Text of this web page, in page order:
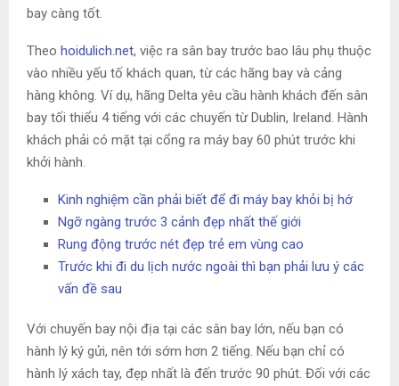
bay càng tốt.
Theo hoidulich.net, việc ra sân bay trước bao lâu phụ thuộc
vào nhiều yếu tố khách quan, từ các hãng bay và cảng
hàng không. Ví dụ, hãng Delta yêu cầu hành khách đến sân
bay tối thiểu 4 tiếng với các chuyến từ Dublin, Ireland. Hành
khách phải có mặt tại cổng ra máy bay 60 phút trước khi
khởi hành.
Kinh nghiệm cần phải biết để đi máy bay khỏi bị hớ
Ngỡ ngàng trước 3 cảnh đẹp nhất thế giới
Rung động trước nét đẹp trẻ em vùng cao
Trước khi đi du lịch nước ngoài thì bạn phải lưu ý các
vấn đề sau
Với chuyến bay nội địa tại các sân bay lớn, nếu bạn có
hành lý ký gửi, nên tới sớm hơn 2 tiếng. Nếu bạn chỉ có
hành lý xách tay, đẹp nhất là đến trước 90 phút. Đối với các